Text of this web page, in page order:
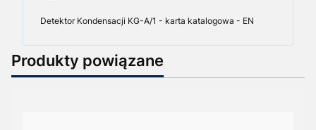
Detektor Kondensacji KG-A/1 - karta katalogowa - EN
Produkty powiązane